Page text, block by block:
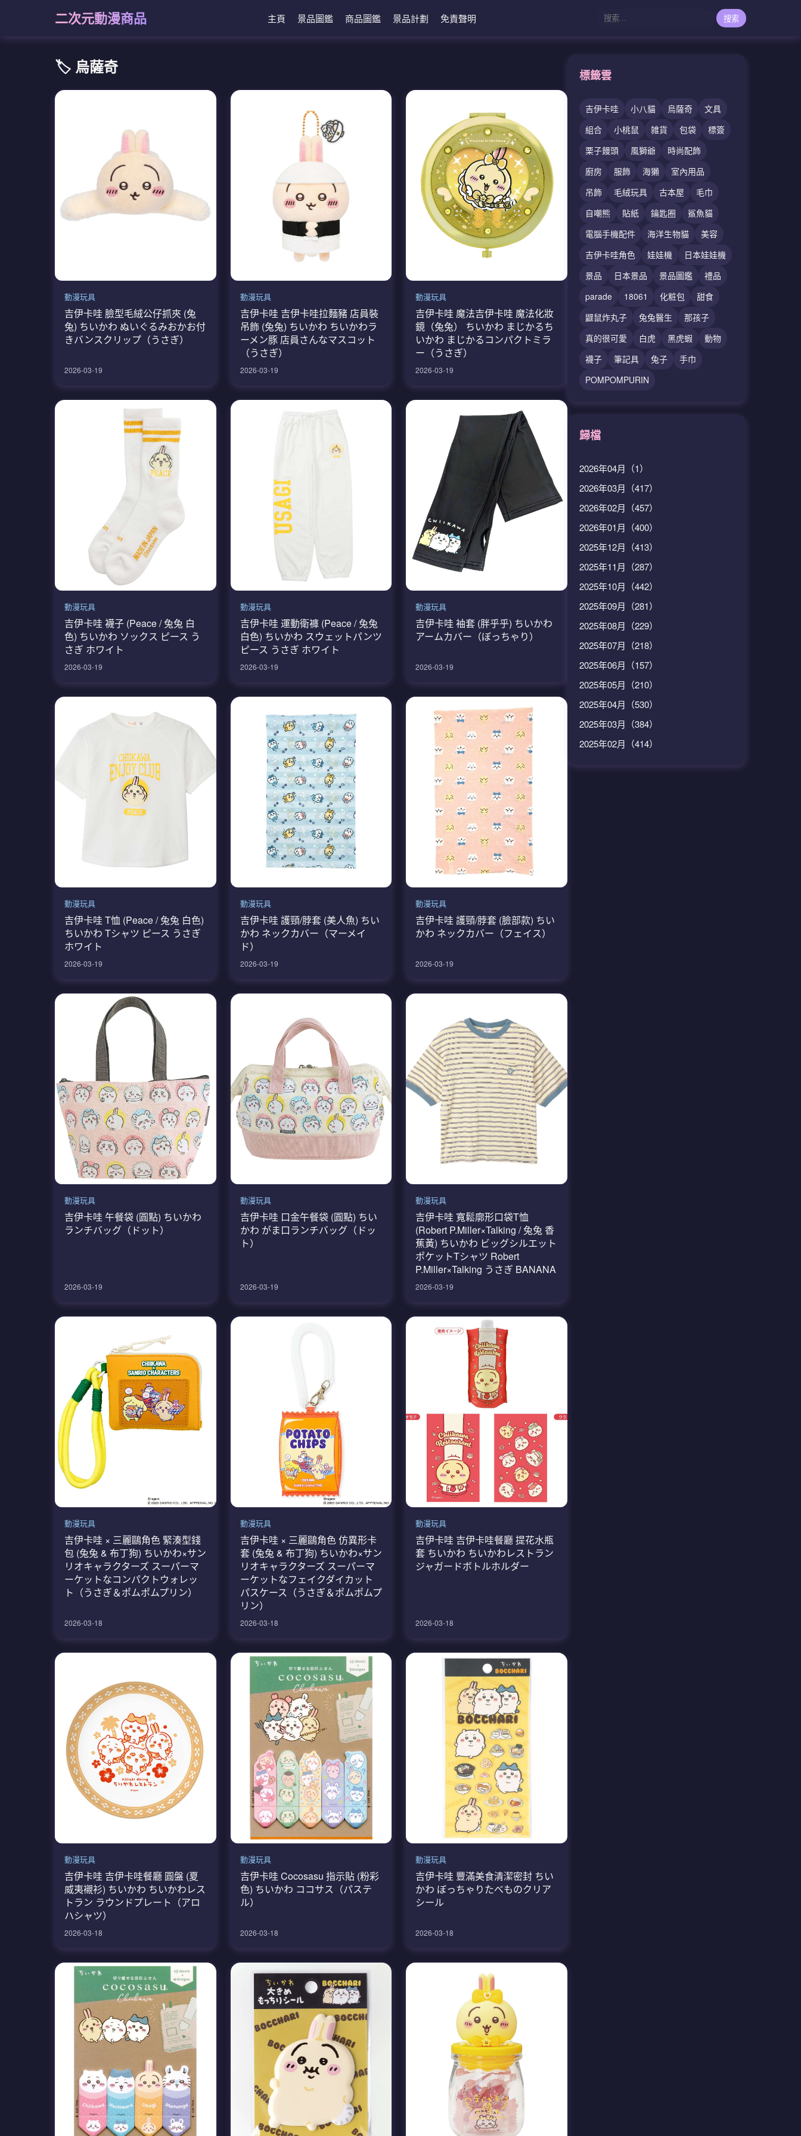
二次元動漫商品 主頁 景品圖鑑 商品圖鑑 景品計劃 免責聲明 搜索
🏷️ 烏薩奇
動漫玩具
吉伊卡哇 臉型毛絨公仔抓夾 (兔
兔) ちいかわ ぬいぐるみおかお付
きバンスクリップ（うさぎ）
2026-03-19
動漫玩具
吉伊卡哇 吉伊卡哇拉麵豬 店員裝
吊飾 (兔兔) ちいかわ ちいかわラ
ーメン豚 店員さんなマスコット
（うさぎ）
2026-03-19
動漫玩具
吉伊卡哇 魔法吉伊卡哇 魔法化妝
鏡（兔兔） ちいかわ まじかるち
いかわ まじかるコンパクトミラ
ー（うさぎ）
2026-03-19
動漫玩具
吉伊卡哇 襪子 (Peace / 兔兔 白
色) ちいかわ ソックス ピース う
さぎ ホワイト
2026-03-19
動漫玩具
吉伊卡哇 運動衛褲 (Peace / 兔兔
白色) ちいかわ スウェットパンツ
ピース うさぎ ホワイト
2026-03-19
動漫玩具
吉伊卡哇 袖套 (胖乎乎) ちいかわ
アームカバー（ぼっちゃり）
2026-03-19
動漫玩具
吉伊卡哇 T恤 (Peace / 兔兔 白色)
ちいかわ Tシャツ ピース うさぎ
ホワイト
2026-03-19
動漫玩具
吉伊卡哇 護頸/脖套 (美人魚) ちい
かわ ネックカバー（マーメイ
ド）
2026-03-19
動漫玩具
吉伊卡哇 護頸/脖套 (臉部款) ちい
かわ ネックカバー（フェイス）
2026-03-19
動漫玩具
吉伊卡哇 午餐袋 (圓點) ちいかわ
ランチバッグ（ドット）
2026-03-19
動漫玩具
吉伊卡哇 口金午餐袋 (圓點) ちい
かわ がま口ランチバッグ（ドッ
ト）
2026-03-19
動漫玩具
吉伊卡哇 寬鬆廓形口袋T恤
(Robert P.Miller×Talking / 兔兔 香
蕉黃) ちいかわ ビッグシルエット
ポケットTシャツ Robert
P.Miller×Talking うさぎ BANANA
2026-03-19
動漫玩具
吉伊卡哇 × 三麗鷗角色 緊湊型錢
包 (兔兔 & 布丁狗) ちいかわ×サン
リオキャラクターズ スーパーマ
ーケットなコンパクトウォレッ
ト（うさぎ＆ポムポムプリン）
2026-03-18
動漫玩具
吉伊卡哇 × 三麗鷗角色 仿異形卡
套 (兔兔 & 布丁狗) ちいかわ×サン
リオキャラクターズ スーパーマ
ーケットなフェイクダイカット
パスケース（うさぎ＆ポムポムプ
リン）
2026-03-18
動漫玩具
吉伊卡哇 吉伊卡哇餐廳 提花水瓶
套 ちいかわ ちいかわレストラン
ジャガードボトルホルダー
2026-03-18
動漫玩具
吉伊卡哇 吉伊卡哇餐廳 圓盤 (夏
威夷襯衫) ちいかわ ちいかわレス
トラン ラウンドプレート（アロ
ハシャツ）
2026-03-18
動漫玩具
吉伊卡哇 Cocosasu 指示貼 (粉彩
色) ちいかわ ココサス（パステ
ル）
2026-03-18
動漫玩具
吉伊卡哇 豐滿美食清潔密封 ちい
かわ ぼっちゃりたべものクリア
シール
2026-03-18
標籤雲
吉伊卡哇 小八貓 烏薩奇
文具
組合
小桃鼠 雑貨 包袋
標簽
栗子饅頭
風獅爺
時尚配飾
廚房
服飾 海獺
室內用品
吊飾
毛絨玩具 古本屋
毛巾
自嘲熊
貼紙 鑰匙圈
鯊魚貓
電腦手機配件
海洋生物貓
美容
吉伊卡哇角色
娃娃機
日本娃娃機
景品
日本景品 景品圖鑑
禮品
parade
18061 化粧包
甜食
鼴鼠炸丸子
兔兔醫生
那孩子
真的很可愛
白虎 黑虎蝦
動物
襪子
筆記具 兔子
手巾
POMPOMPURIN
歸檔
2026年04月（1）
2026年03月（417）
2026年02月（457）
2026年01月（400）
2025年12月（413）
2025年11月（287）
2025年10月（442）
2025年09月（281）
2025年08月（229）
2025年07月（218）
2025年06月（157）
2025年05月（210）
2025年04月（530）
2025年03月（384）
2025年02月（414）